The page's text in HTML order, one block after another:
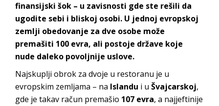
finansijski šok – u zavisnosti gde ste rešili da
ugodite sebi i bliskoj osobi. U jednoj evropskoj
zemlji obedovanje za dve osobe može
premašiti 100 evra, ali postoje države koje
nude daleko povoljnije uslove.
Najskuplji obrok za dvoje u restoranu je u
evropskim zemljama – na Islandu i uŠvajcarskoj,
gde je takav račun premašio 107 evra, a najjeftinije